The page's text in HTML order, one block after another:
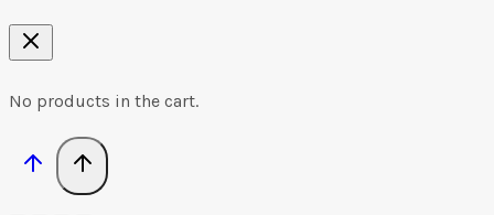
No products in the cart.